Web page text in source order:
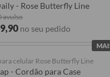
- Rose Butterfly Line
avulso
no seu pedido
celular Rose Butterfly Line
- Cordão para Case